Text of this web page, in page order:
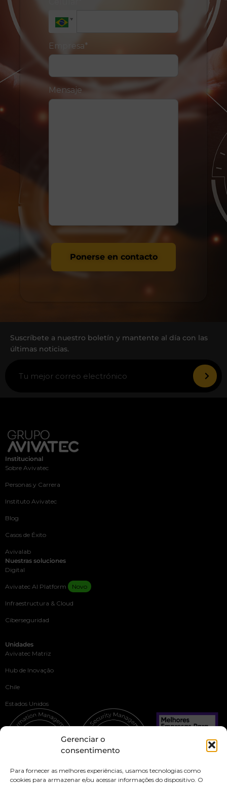
Gerenciar o
consentimento
Para fornecer as melhores experiências, usamos tecnologias como
cookies para armazenar e/ou acessar informações do dispositivo. O
Empresa*
Mensaje
Ponerse en contacto
Suscríbete a nuestro boletín y mantente al día con las
últimas noticias.
Institucional
Sobre Avivatec
Personas y Carrera
Instituto Avivatec
Blog
Casos de Éxito
Avivalab
Nuestras soluciones
Digital
Avivatec AI Platform Novo
Infraestructura & Cloud
Ciberseguridad
Unidades
Avivatec Matriz
Hub de Inovação
Chile
Estados Unidos